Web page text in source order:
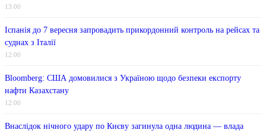
13:00
Іспанія до 7 вересня запровадить прикордонний контроль на рейсах та
суднах з Італії
12:00
Bloomberg: США домовилися з Україною щодо безпеки експорту
нафти Казахстану
12:00
Внаслідок нічного удару по Києву загинула одна людина — влада